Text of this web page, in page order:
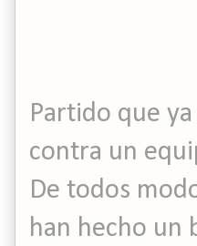
Partido que
contra un
De todos
han hecho un